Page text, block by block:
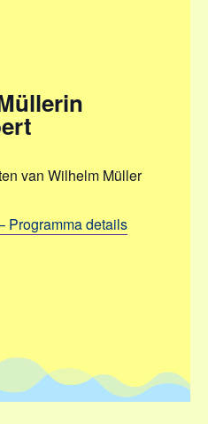
van Wilhelm Müller
Programma details